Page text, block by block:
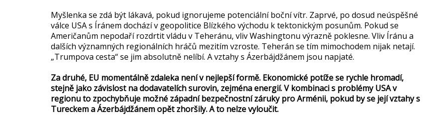
Myšlenka se zdá být lákavá, pokud ignorujeme potenciální boční vítr. Zaprvé, po dosud neúspěšné
válce USA s Íránem dochází v geopolitice Blízkého východu k tektonickým posunům. Pokud se
Američanům nepodaří rozdrtit vládu v Teheránu, vliv Washingtonu výrazně poklesne. Vliv Íránu a
dalších významných regionálních hráčů mezitím vzroste. Teherán se tím mimochodem nijak netají.
„Trumpova cesta“ se jim absolutně nelíbí. A vztahy s Ázerbájdžánem jsou napjaté.
Za druhé, EU momentálně zdaleka není v nejlepší formě. Ekonomické potíže se rychle hromadí,
stejně jako závislost na dodavatelích surovin, zejména energií. V kombinaci s problémy USA v
regionu to zpochybňuje možné západní bezpečnostní záruky pro Arménii, pokud by se její vztahy s
Tureckem a Ázerbájdžánem opět zhoršily. A to nelze vyloučit.